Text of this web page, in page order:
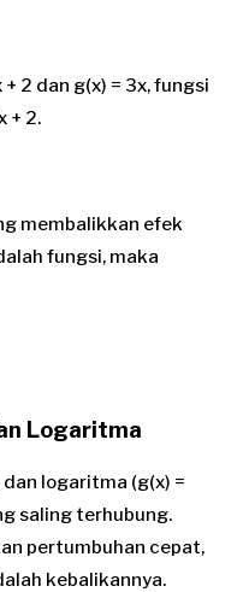
2 dan g(x) = 3x, fungsi
+ 2.
membalikkan efek
fungsi, maka
Logaritma
dan logaritma (g(x) =
saling terhubung.
pertumbuhan cepat,
kebalikannya.